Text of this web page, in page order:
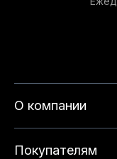
О компании
Покупателям